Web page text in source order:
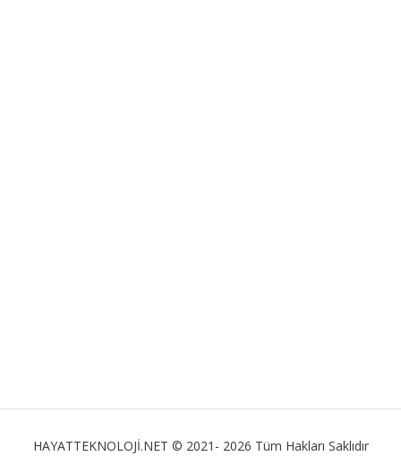
HAYATTEKNOLOJİ.NET © 2021- 2026 Tüm Hakları Saklıdır